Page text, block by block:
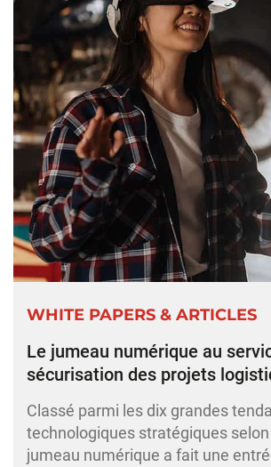
WHITE PAPERS & ARTICLES
Le jumeau numérique au
sécurisation des projets
Classé parmi les dix grandes
technologiques stratégiques selon
jumeau numérique a fait une